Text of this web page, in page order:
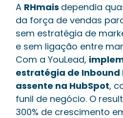
A RHmais dependia
da força de vendas
sem estratégia de
e sem ligação entre
Com a YouLead,
estratégia de Inbound
assente na HubSpot,
funil de negócio. O
300% de crescimento